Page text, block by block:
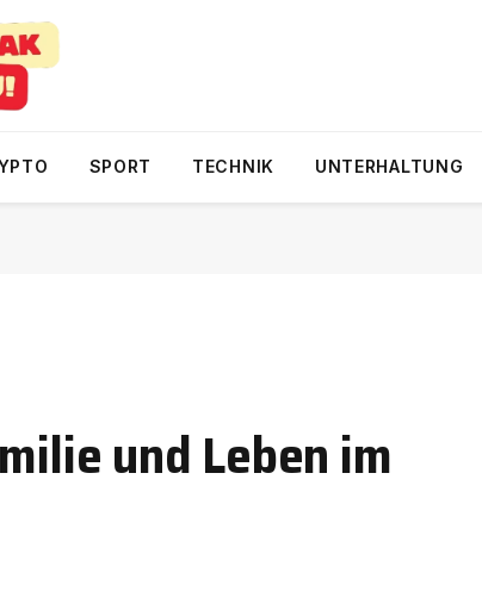
SPORT TECHNIK UNTERHALTUNG
und Leben im